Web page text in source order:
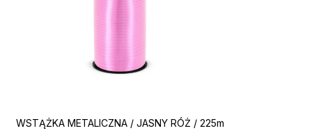
WSTĄŻKA METALICZNA / JASNY RÓŻ / 225m